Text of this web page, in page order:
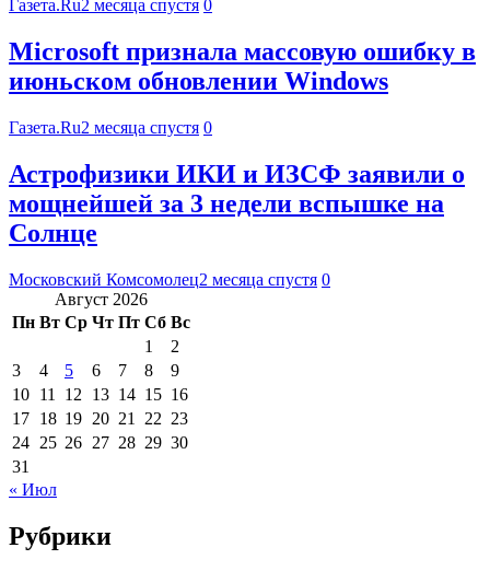
Газета.Ru2 месяца спустя 0
Microsoft признала массовую ошибку в
июньском обновлении Windows
Газета.Ru2 месяца спустя 0
Астрофизики ИКИ и ИЗСФ заявили о
мощнейшей за 3 недели вспышке на
Солнце
Московский Комсомолец2 месяца спустя 0
Август 2026
Пн Вт Ср Чт Пт Сб Вс
1
2
3
4 5 6 7 8
9
10 11 12 13 14 15 16
17 18 19 20 21 22 23
24 25 26 27 28 29 30
31
« Июл
Рубрики